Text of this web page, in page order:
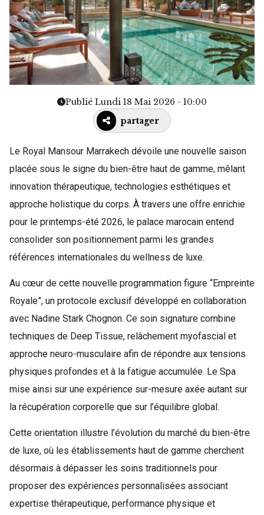
Publié Lundi 18 Mai 2026 - 10:00
partager
Le Royal Mansour Marrakech dévoile une nouvelle saison
placée sous le signe du bien-être haut de gamme, mêlant
innovation thérapeutique, technologies esthétiques et
approche holistique du corps. À travers une offre enrichie
pour le printemps-été 2026, le palace marocain entend
consolider son positionnement parmi les grandes
références internationales du wellness de luxe.
Au cœur de cette nouvelle programmation figure “Empreinte
Royale”, un protocole exclusif développé en collaboration
avec Nadine Stark Chognon. Ce soin signature combine
techniques de Deep Tissue, relâchement myofascial et
approche neuro-musculaire afin de répondre aux tensions
physiques profondes et à la fatigue accumulée. Le Spa
mise ainsi sur une expérience sur-mesure axée autant sur
la récupération corporelle que sur l’équilibre global.
Cette orientation illustre l’évolution du marché du bien-être
de luxe, où les établissements haut de gamme cherchent
désormais à dépasser les soins traditionnels pour
proposer des expériences personnalisées associant
expertise thérapeutique, performance physique et